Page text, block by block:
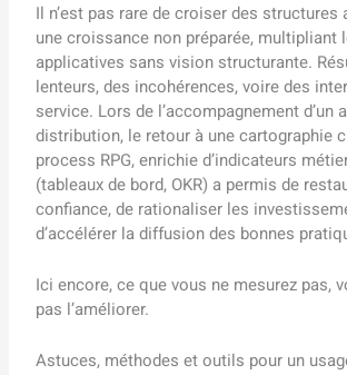
Il n’est pas rare de croiser des structures
une croissance non préparée, multipliant
applicatives sans vision structurante.
lenteurs, des incohérences, voire des
service. Lors de l’accompagnement d’un
distribution, le retour à une cartographie
process RPG, enrichie d’indicateurs
(tableaux de bord, OKR) a permis de
confiance, de rationaliser les
d’accélérer la diffusion des bonnes
Ici encore, ce que vous ne mesurez pas,
pas l’améliorer.
Astuces, méthodes et outils pour un